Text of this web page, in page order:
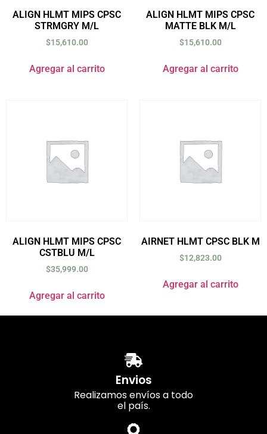
ALIGN HLMT MIPS CPSC
STRMGRY M/L
$15,610.00
Agregar al carrito
ALIGN HLMT MIPS CPSC
MATTE BLK M/L
$15,610.00
Agregar al carrito
ALIGN HLMT MIPS CPSC
CSTBLU M/L
$35,999.00
Agregar al carrito
AIRNET HLMT CPSC BLK M
$12,823.00
Agregar al carrito
Envios
Realizamos envíos a todo
el país.